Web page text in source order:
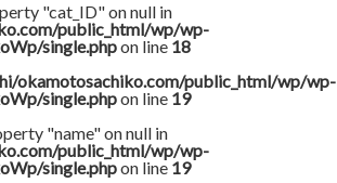
"cat_ID" on null in
public_html/wp/wp-
single.phpon line 18
okamotosachiko.com/public_html/wp/wp-
single.phpon line 19
"name" on null in
public_html/wp/wp-
single.phpon line 19